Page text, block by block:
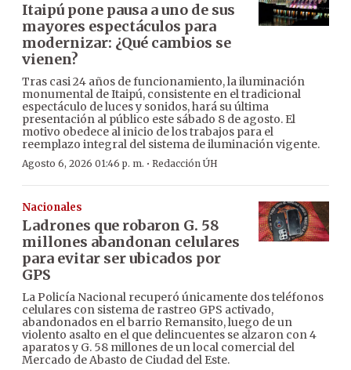
Itaipú pone pausa a uno de sus
mayores espectáculos para
modernizar: ¿Qué cambios se
vienen?
Tras casi 24 años de funcionamiento, la iluminación
monumental de Itaipú, consistente en el tradicional
espectáculo de luces y sonidos, hará su última
presentación al público este sábado 8 de agosto. El
motivo obedece al inicio de los trabajos para el
reemplazo integral del sistema de iluminación vigente.
Agosto 6, 2026 01:46 p. m. · Redacción ÚH
Nacionales
Ladrones que robaron G. 58
millones abandonan celulares
para evitar ser ubicados por
GPS
La Policía Nacional recuperó únicamente dos teléfonos
celulares con sistema de rastreo GPS activado,
abandonados en el barrio Remansito, luego de un
violento asalto en el que delincuentes se alzaron con 4
aparatos y G. 58 millones de un local comercial del
Mercado de Abasto de Ciudad del Este.